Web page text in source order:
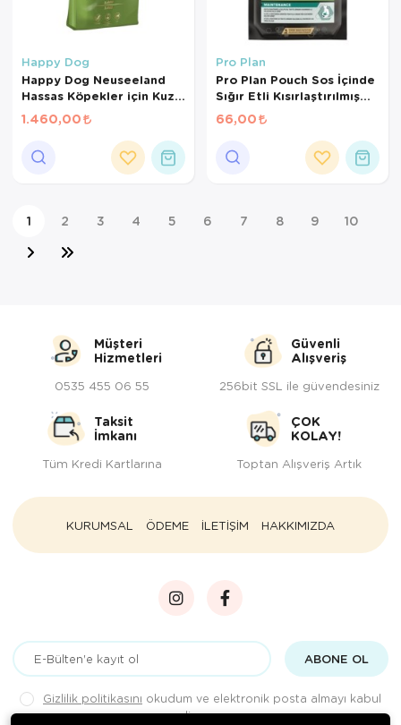
Happy Dog
Happy Dog Neuseeland
Hassas Köpekler için Kuzu
Etli ve Pirinçli Yetişkin
Köpek Maması 4 Kg
1.460,00
Pro Plan
Pro Plan Pouch Sos İçinde
Sığır Etli Kısırlaştırılmış
Kedi Konservesi 85 Gr
66,00
1 2 3 4 5 6 7 8 9 10
Müşteri
Hizmetleri
0535 455 06 55
Güvenli
Alışveriş
256bit SSL ile güvendesiniz
Taksit
İmkanı
Tüm Kredi Kartlarına
ÇOK
KOLAY!
Toptan Alışveriş Artık
KURUMSAL ÖDEME İLETİŞİM HAKKIMIZDA
ABONE OL
Gizlilik politikasını okudum ve elektronik posta almayı kabul
ediyorum.